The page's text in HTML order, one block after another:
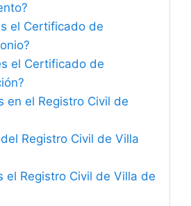
el Certificado de
el Certificado de
en el Registro Civil de
Registro Civil de Villa
el Registro Civil de Villa de